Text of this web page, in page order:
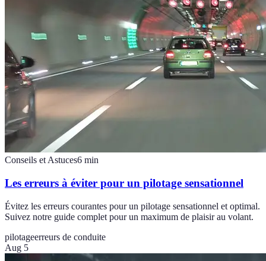
Conseils et Astuces6 min
Les erreurs à éviter pour un pilotage sensationnel
Évitez les erreurs courantes pour un pilotage sensationnel et optimal.
Suivez notre guide complet pour un maximum de plaisir au volant.
pilotageerreurs de conduite
Aug 5